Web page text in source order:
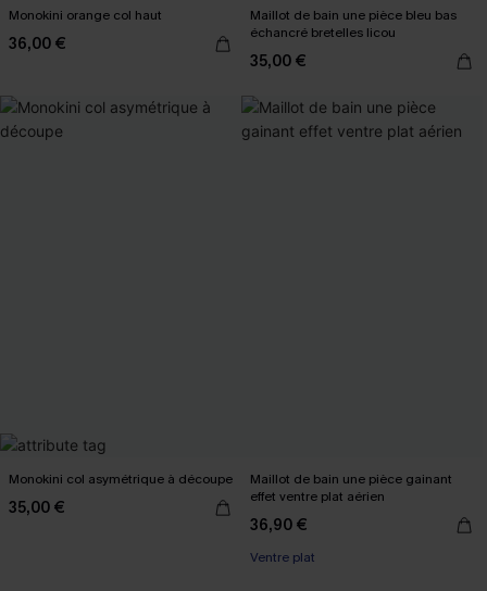
Monokini orange col haut
36,00 €
Maillot de bain une pièce bleu bas
échancré bretelles licou
35,00 €
Monokini col asymétrique à découpe
35,00 €
Maillot de bain une pièce gainant
effet ventre plat aérien
36,90 €
Ventre plat